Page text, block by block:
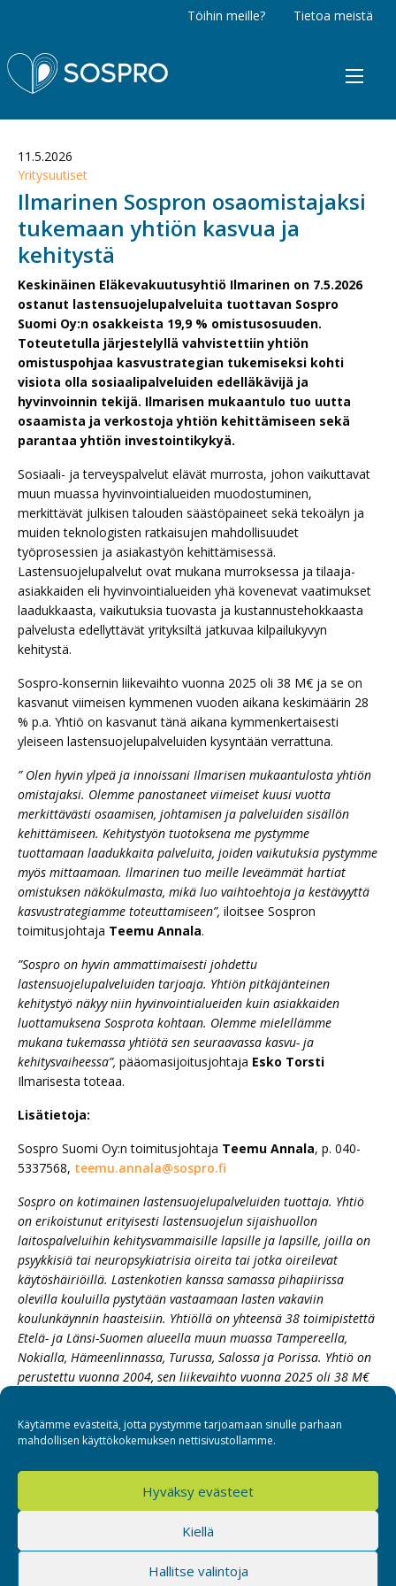
Käytämme evästeitä, jotta pystymme tarjoamaan sinulle parhaan
mahdollisen käyttökokemuksen nettisivustollamme.
Hyväksy evästeet
Kiellä
Hallitse valintoja
Tietoa meistä
Töihin meille?
Sospro
11.5.2026
Yritysuutiset
Ilmarinen Sospron osaomistajaksi
tukemaan yhtiön kasvua ja
kehitystä
Keskinäinen Eläkevakuutusyhtiö Ilmarinen on 7.5.2026
ostanut lastensuojelupalveluita tuottavan Sospro
Suomi Oy:n osakkeista 19,9 % omistusosuuden.
Toteutetulla järjestelyllä vahvistettiin yhtiön
omistuspohjaa kasvustrategian tukemiseksi kohti
visiota olla sosiaalipalveluiden edelläkävijä ja
hyvinvoinnin tekijä. Ilmarisen mukaantulo tuo uutta
osaamista ja verkostoja yhtiön kehittämiseen sekä
parantaa yhtiön investointikykyä.
Sosiaali- ja terveyspalvelut elävät murrosta, johon vaikuttavat
muun muassa hyvinvointialueiden muodostuminen,
merkittävät julkisen talouden säästöpaineet sekä tekoälyn ja
muiden teknologisten ratkaisujen mahdollisuudet
työprosessien ja asiakastyön kehittämisessä.
Lastensuojelupalvelut ovat mukana murroksessa ja tilaaja-
asiakkaiden eli hyvinvointialueiden yhä kovenevat vaatimukset
laadukkaasta, vaikutuksia tuovasta ja kustannustehokkaasta
palvelusta edellyttävät yrityksiltä jatkuvaa kilpailukyvyn
kehitystä.
Sospro-konsernin liikevaihto vuonna 2025 oli 38 M€ ja se on
kasvanut viimeisen kymmenen vuoden aikana keskimäärin 28
% p.a. Yhtiö on kasvanut tänä aikana kymmenkertaisesti
yleiseen lastensuojelupalveluiden kysyntään verrattuna.
” Olen hyvin ylpeä ja innoissani Ilmarisen mukaantulosta yhtiön
omistajaksi. Olemme panostaneet viimeiset kuusi vuotta
merkittävästi osaamisen, johtamisen ja palveluiden sisällön
kehittämiseen. Kehitystyön tuotoksena me pystymme
tuottamaan laadukkaita palveluita, joiden vaikutuksia pystymme
myös mittaamaan. Ilmarinen tuo meille leveämmät hartiat
omistuksen näkökulmasta, mikä luo vaihtoehtoja ja kestävyyttä
kasvustrategiamme toteuttamiseen”, iloitsee Sospron
toimitusjohtaja Teemu Annala.
”Sospro on hyvin ammattimaisesti johdettu
lastensuojelupalveluiden tarjoaja. Yhtiön pitkäjänteinen
kehitystyö näkyy niin hyvinvointialueiden kuin asiakkaiden
luottamuksena Sosprota kohtaan. Olemme mielellämme
mukana tukemassa yhtiötä sen seuraavassa kasvu- ja
kehitysvaiheessa”, pääomasijoitusjohtaja Esko Torsti
Ilmarisesta toteaa.
Lisätietoja:
Sospro Suomi Oy:n toimitusjohtaja Teemu Annala, p. 040-
5337568, teemu.annala@sospro.fi
Sospro on kotimainen lastensuojelupalveluiden tuottaja. Yhtiö
on erikoistunut erityisesti lastensuojelun sijaishuollon
laitospalveluihin kehitysvammaisille lapsille ja lapsille, joilla on
psyykkisiä tai neuropsykiatrisia oireita tai jotka oireilevat
käytöshäiriöillä. Lastenkotien kanssa samassa pihapiirissa
olevilla kouluilla pystytään vastaamaan lasten vakaviin
koulunkäynnin haasteisiin. Yhtiöllä on yhteensä 38 toimipistettä
Etelä- ja Länsi-Suomen alueella muun muassa Tampereella,
Nokialla, Hämeenlinnassa, Turussa, Salossa ja Porissa. Yhtiö on
perustettu vuonna 2004, sen liikevaihto vuonna 2025 oli 38 M€